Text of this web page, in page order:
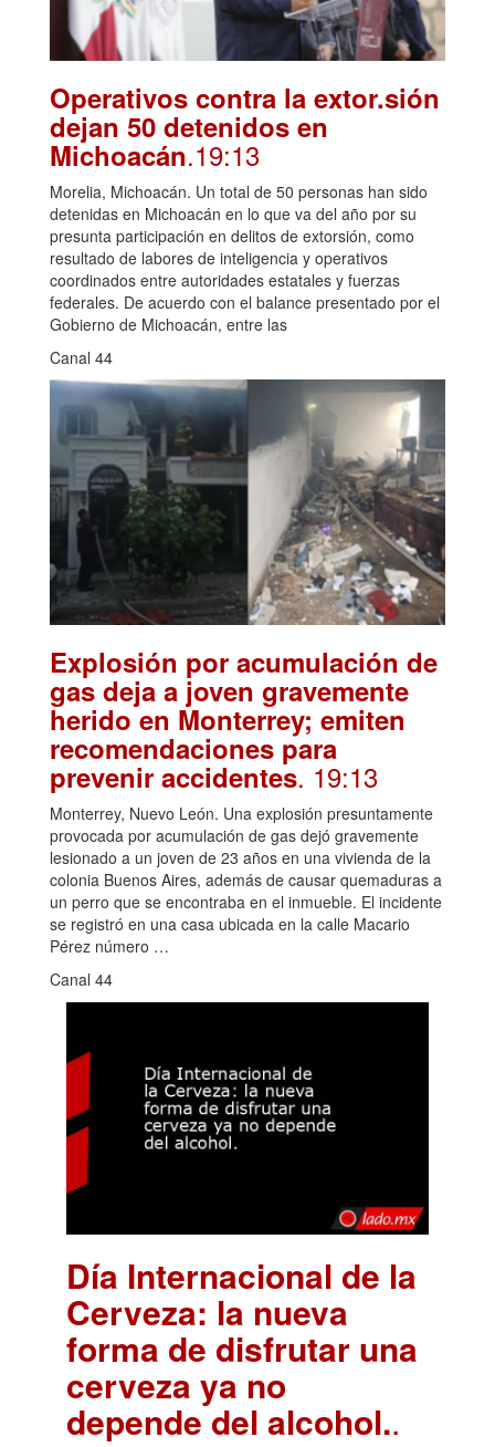
Operativos contra la extor.sión
dejan 50 detenidos en
Michoacán.19:13
Morelia, Michoacán. Un total de 50 personas han sido
detenidas en Michoacán en lo que va del año por su
presunta participación en delitos de extorsión, como
resultado de labores de inteligencia y operativos
coordinados entre autoridades estatales y fuerzas
federales. De acuerdo con el balance presentado por el
Gobierno de Michoacán, entre las
Canal 44
Explosión por acumulación de
gas deja a joven gravemente
herido en Monterrey; emiten
recomendaciones para
prevenir accidentes. 19:13
Monterrey, Nuevo León. Una explosión presuntamente
provocada por acumulación de gas dejó gravemente
lesionado a un joven de 23 años en una vivienda de la
colonia Buenos Aires, además de causar quemaduras a
un perro que se encontraba en el inmueble. El incidente
se registró en una casa ubicada en la calle Macario
Pérez número …
Canal 44
Día Internacional de la
Cerveza: la nueva
forma de disfrutar una
cerveza ya no
depende del alcohol..